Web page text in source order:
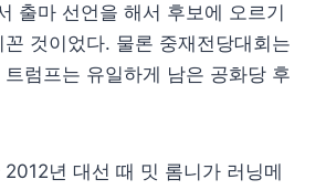
출마 선언을 해서 후보에 오르기
것이었다. 물론 중재전당대회는
럼프는 유일하게 남은 공화당 후
년 대선 때 밋 롬니가 러닝메